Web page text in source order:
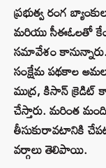
ప్రభుత్వ రంగ
మరియు సీఈఓలతో
సమావేశం
సంక్షేమ పథకాల
ముద్ర, కిసాన్ క్రెడిట్
చేస్తారు. మరింత మంది
తీసుకురావటానికి
వర్గాలు తెలిపాయి.